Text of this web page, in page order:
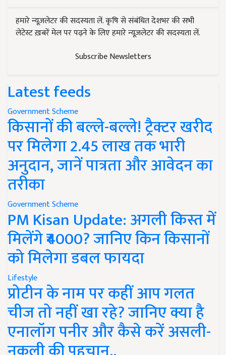
हमारे न्यूज़लेटर की सदस्यता लें. कृषि से संबंधित देशभर की सभी
लेटेस्ट ख़बरें मेल पर पढ़ने के लिए हमारे न्यूज़लेटर की सदस्यता लें.
Subscribe Newsletters
Latest feeds
Government Scheme
किसानों की बल्ले-बल्ले! ट्रैक्टर खरीद
पर मिलेगा 2.45 लाख तक भारी
अनुदान, जानें पात्रता और आवेदन का
तरीका
Government Scheme
PM Kisan Update: अगली किस्त में
मिलेंगे ₹4000? जानिए किन किसानों
को मिलेगा डबल फायदा
Lifestyle
प्रोटीन के नाम पर कहीं आप गलत
चीज तो नहीं खा रहे? जानिए क्या है
एनालॉग पनीर और कैसे करें असली-